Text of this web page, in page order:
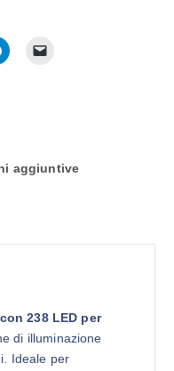
aggiuntive
238 LED per
di illuminazione
Ideale per